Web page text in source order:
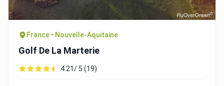
France • Nouvelle-Aquitaine
Golf De La Marterie
4.21/ 5 (19)